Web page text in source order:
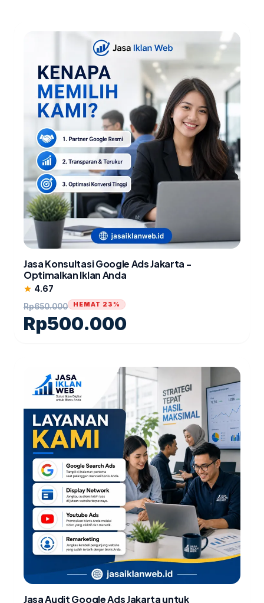
Jasa Konsultasi Google Ads Jakarta -
Optimalkan Iklan Anda
star 4.67
Rp650.000
Rp500.000
HEMAT 23%
Jasa Audit Google Ads Jakarta untuk